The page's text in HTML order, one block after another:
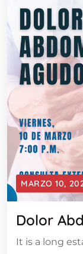
MARZO 10,
Dolor
It is a long